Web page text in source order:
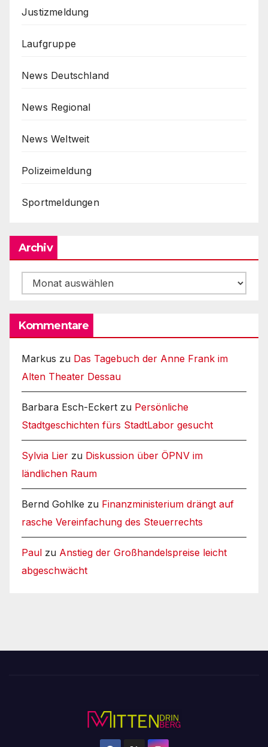
Justizmeldung
Laufgruppe
News Deutschland
News Regional
News Weltweit
Polizeimeldung
Sportmeldungen
Archiv
Archiv
Kommentare
Markus zu Das Tagebuch der Anne Frank im
Alten Theater Dessau
Barbara Esch-Eckert zu Persönliche
Stadtgeschichten fürs StadtLabor gesucht
Sylvia Lier zu Diskussion über ÖPNV im
ländlichen Raum
Bernd Gohlke zu Finanzministerium drängt auf
rasche Vereinfachung des Steuerrechts
Paul zu Anstieg der Großhandelspreise leicht
abgeschwächt